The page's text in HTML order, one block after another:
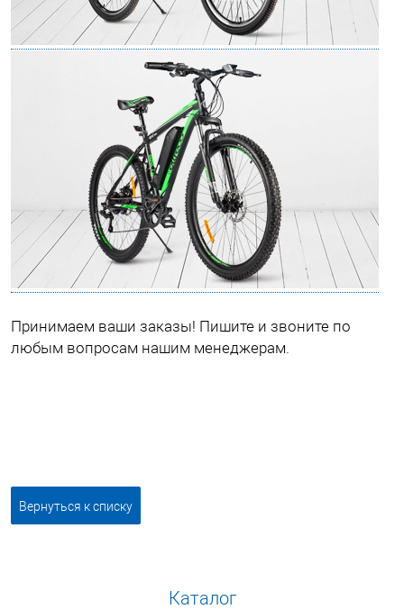
Принимаем ваши заказы! Пишите и звоните по
любым вопросам нашим менеджерам.
Вернуться к списку
Каталог